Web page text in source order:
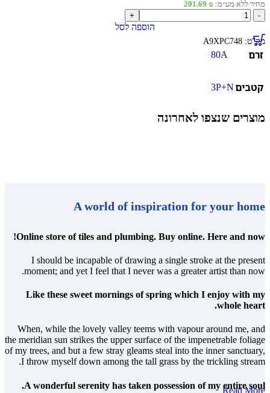
מחיר ללא מע״מ: 201.69 ₪
כמות
של
חיבורים
48
מ"מ
הוספה לסל
מק”ט: A9XPC748
זרם 80A
קטבים 3P+N
מוצרים שנצפו לאחרונה
A world of inspiration for your home
Online store of tiles and plumbing. Buy online. Here and now!
I should be incapable of drawing a single stroke at the present
moment; and yet I feel that I never was a greater artist than now.
Like these sweet mornings of spring which I enjoy with my
whole heart.
When, while the lovely valley teems with vapour around me, and
the meridian sun strikes the upper surface of the impenetrable foliage
of my trees, and but a few stray gleams steal into the inner sanctuary,
I throw myself down among the tall grass by the trickling stream.
A wonderful serenity has taken possession of my entire soul.
Read More